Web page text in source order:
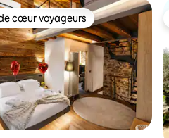
cœur voyageurs parmi les plus aimés
cœur voyageurs